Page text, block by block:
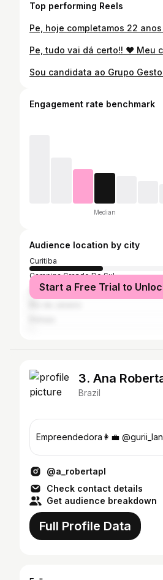
Top performing Reels
Engagement rate benchmark
Median
Audience location by city
Curitiba
Campina Grande Do Sul
São Paulo
Start a Free Trial to
3. Ana
Brazil
Empreendedora👩‍💼
@a_robertapl
Check contact details
Get audience breakdown
Full Profile Data